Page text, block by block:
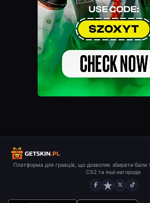
Платформа для гравців, що дозволяє збирати бали
CS2 та інші нагороди.